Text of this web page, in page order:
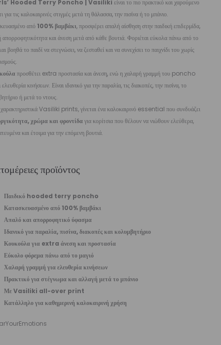
Hooded Terry Poncho | Vasiliki είναι το πιο πρακτικό και χαρούμενο
για τις καλοκαιρινές στιγμές μετά τη θάλασσα, την πισίνα ή το μπάνιο.
από 100% βαμβάκι, προσφέρει απαλή αίσθηση στην παιδική επιδερμίδα,
απορροφητικότητα και άνεση μετά από κάθε βουτιά. Φοριέται εύκολα πάνω από το
βοηθά το παιδί να στεγνώσει, να ζεσταθεί και να συνεχίσει το παιχνίδι του χωρίς
προσθέτει extra προστασία και άνεση, ενώ η χαλαρή γραμμή του poncho
ελευθερία κινήσεων. Είναι ιδανικό για την παραλία, τις διακοπές, την πισίνα, το
ή μετά το ντους.
Vasiliki prints, γίνεται ένα καλοκαιρινό essential που συνδυάζει
χρώμα και φροντίδαγια κορίτσια που θέλουν να νιώθουν ελεύθερα,
και έτοιμα για την επόμενη βουτιά.
προϊόντος
Παιδικό hooded terry poncho
Κατασκευασμένο από 100% βαμβάκι
Απαλό και απορροφητικό ύφασμα
Ιδανικό για παραλία, πισίνα, διακοπές και κολυμβητήριο
Κουκούλα για extra άνεση και προστασία
Εύκολο φόρεμα πάνω από το μαγιό
Χαλαρή γραμμή για ελευθερία κινήσεων
Πρακτικό για στέγνωμα και αλλαγή μετά το μπάνιο
Με Vasiliki all-over print
Κατάλληλο για καθημερινή καλοκαιρινή χρήση